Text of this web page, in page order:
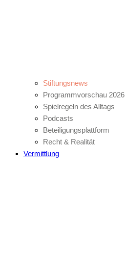
Stiftungsnews
Programmvorschau 2026
Spielregeln des Alltags
Podcasts
Beteiligungsplattform
Recht & Realität
Vermittlung